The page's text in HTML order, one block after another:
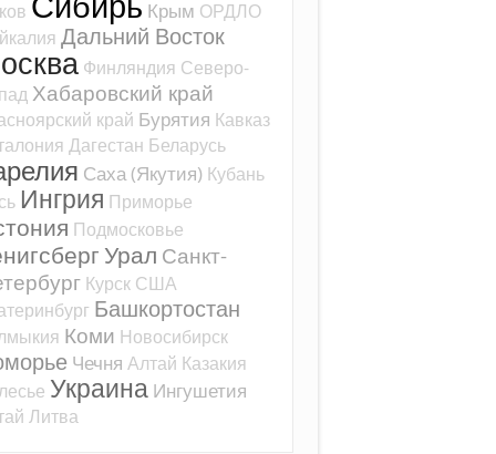
Крым ОРДЛО
Дальний Восток
Финляндия Северо-
Хабаровский край
край Бурятия Кавказ
Дагестан Беларусь
Саха (Якутия) Кубань
Ингрия Приморье
Подмосковье
Урал Санкт-
Курск США
Башкортостан
Коми Новосибирск
Чечня Алтай Казакия
Украина Ингушетия
Литва